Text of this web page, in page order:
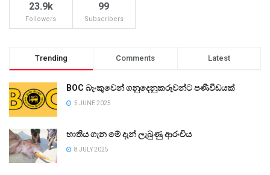
23.9k
Followers
99
Subscribers
Trending Comments Latest
BOC බැංකුවෙන් ගනුදෙනුකරුවන්ට පණිවිඩයක්
5 JUNE 2025
භාතිය ගැන මේ දැන් ලැබුණු ආරංචිය
8 JULY 2025